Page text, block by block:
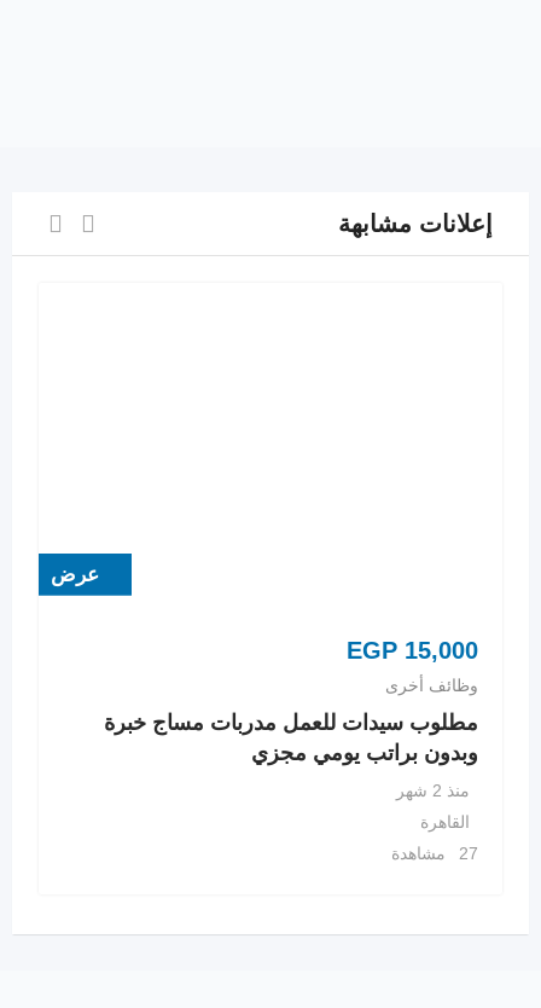
إعلانات مشابهة
عرض
EGP 15,000
وظائف أخرى
مطلوب سيدات للعمل مدربات مساج خبرة
وبدون براتب يومي مجزي
منذ 2 شهر
القاهرة
27 مشاهدة